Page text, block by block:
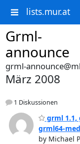
lists.mur.at
Grml-
announce
grml-
März 2008
1 Diskussionen
grml 1.1,
grml64-
by Michael